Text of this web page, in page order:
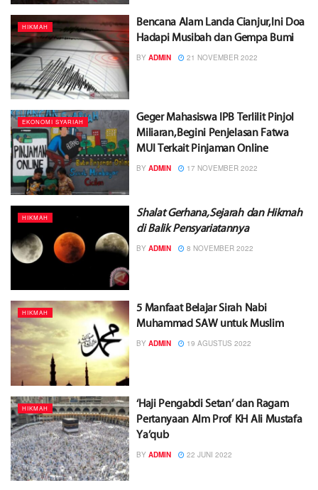
HIKMAH
Bencana Alam Landa Cianjur, Ini Doa
Hadapi Musibah dan Gempa Bumi
BY ADMIN 21 NOVEMBER 2022
EKONOMI SYARIAH
Geger Mahasiswa IPB Terlilit Pinjol
Miliaran, Begini Penjelasan Fatwa
MUI Terkait Pinjaman Online
BY ADMIN 17 NOVEMBER 2022
HIKMAH
Shalat Gerhana, Sejarah dan Hikmah
di Balik Pensyariatannya
BY ADMIN 8 NOVEMBER 2022
HIKMAH
5 Manfaat Belajar Sirah Nabi
Muhammad SAW untuk Muslim
BY ADMIN 19 AGUSTUS 2022
HIKMAH
‘Haji Pengabdi Setan’ dan Ragam
Pertanyaan Alm Prof KH Ali Mustafa
Ya’qub
BY ADMIN 22 JUNI 2022